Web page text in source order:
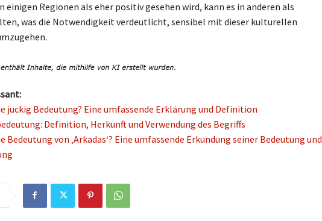
einigen Regionen als eher positiv gesehen wird, kann es in anderen als
was die Notwendigkeit verdeutlicht, sensibel mit dieser kulturellen
juckig Bedeutung? Eine umfassende Erklärung und Definition
Definition, Herkunft und Verwendung des Begriffs
Bedeutung von ‚Arkadas‘? Eine umfassende Erkundung seiner Bedeutung und